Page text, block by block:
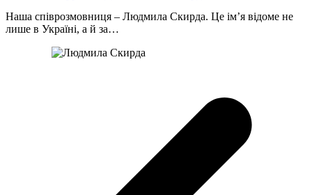
Наша співрозмовниця – Людмила Скирда. Це ім’я відоме не
лише в Україні, а й за…